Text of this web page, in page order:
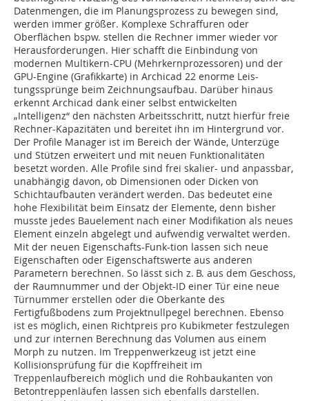
Datenmengen, die im Planungsprozess zu bewegen sind,
werden immer größer. Komplexe Schraffuren oder
Oberflächen bspw. stellen die Rechner immer wieder vor
Herausforderungen. Hier schafft die Einbindung von
modernen Multikern-CPU (Mehrkernprozessoren) und der
GPU-Engine (Grafikkarte) in Archicad 22 enorme Leis-
tungssprünge beim Zeichnungsaufbau. Darüber hinaus
erkennt Archicad dank einer selbst entwickelten
„Intelligenz“ den nächsten Arbeitsschritt, nutzt hierfür freie
Rechner-Kapazitäten und bereitet ihn im Hintergrund vor.
Der Profile Manager ist im Bereich der Wände, Unterzüge
und Stützen erweitert und mit neuen Funktionalitäten
besetzt worden. Alle Profile sind frei skalier- und anpassbar,
unabhängig davon, ob Dimensionen oder Dicken von
Schichtaufbauten verändert werden. Das bedeutet eine
hohe Flexibilität beim Einsatz der Elemente, denn bisher
musste jedes Bauelement nach einer Modifikation als neues
Element einzeln abgelegt und aufwendig verwaltet werden.
Mit der neuen Eigenschafts-Funk-tion lassen sich neue
Eigenschaften oder Eigenschaftswerte aus anderen
Parametern berechnen. So lässt sich z. B. aus dem Geschoss,
der Raumnummer und der Objekt-ID einer Tür eine neue
Türnummer erstellen oder die Oberkante des
Fertigfußbodens zum Projektnullpegel berechnen. Ebenso
ist es möglich, einen Richtpreis pro Kubikmeter festzulegen
und zur internen Berechnung das Volumen aus einem
Morph zu nutzen. Im Treppenwerkzeug ist jetzt eine
Kollisionsprüfung für die Kopffreiheit im
Treppenlaufbereich möglich und die Rohbaukanten von
Betontreppenläufen lassen sich ebenfalls darstellen.